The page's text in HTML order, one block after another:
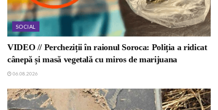
SOCIAL
VIDEO // Percheziții în raionul Soroca: Poliția a ridicat
cânepă și masă vegetală cu miros de marijuana
06.08.2026